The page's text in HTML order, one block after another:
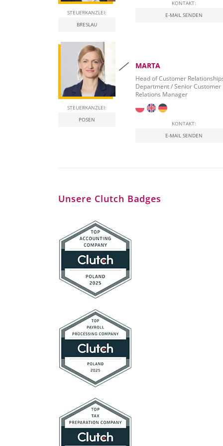
STEUERKANZLEI:
BRESLAU
KONTAKT:
E-MAIL SENDEN
STEUERKANZLEI:
POSEN
MARTA
Head of Customer
Department / Senior Customer
Relations Manager
KONTAKT:
E-MAIL SENDEN
Unsere Clutch Badges